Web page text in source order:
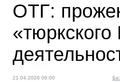
ОТГ:
21.04.2026 06:00